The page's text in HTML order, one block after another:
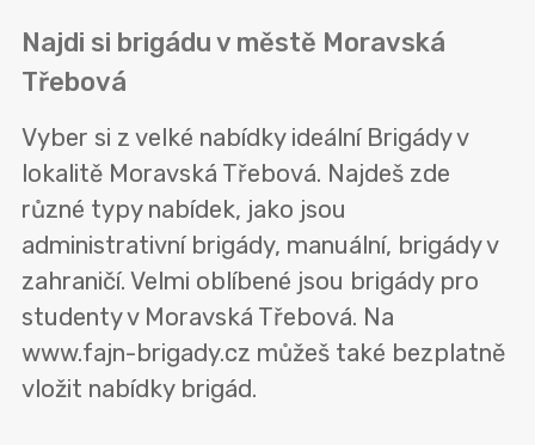
Najdi si brigádu v městě Moravská
Třebová
Vyber si z velké nabídky ideální Brigády v
lokalitě Moravská Třebová. Najdeš zde
různé typy nabídek, jako jsou
administrativní brigády, manuální, brigády v
zahraničí. Velmi oblíbené jsou brigády pro
studenty v Moravská Třebová. Na
www.fajn-brigady.cz můžeš také bezplatně
vložit nabídky brigád.